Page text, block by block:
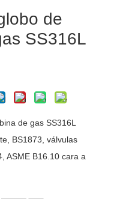
de
SS316L
de gas SS316L
BS1873, válvulas
ASME B16.10 cara a